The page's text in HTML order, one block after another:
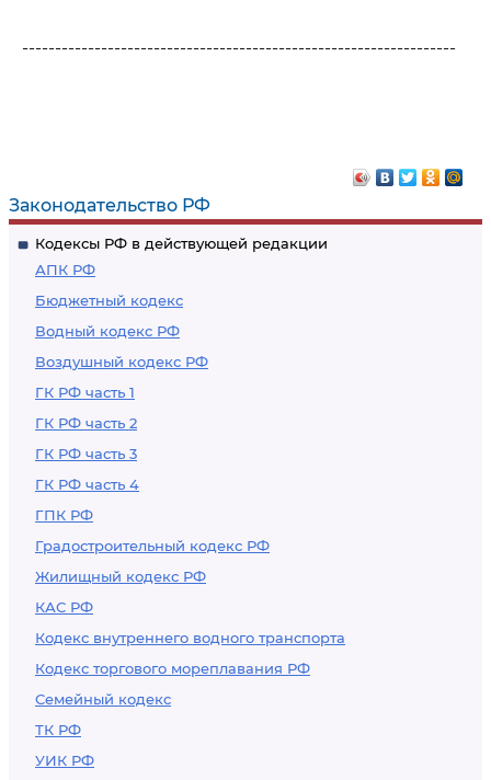
Законодательство РФ
Кодексы РФ в действующей редакции
АПК РФ
Бюджетный кодекс
Водный кодекс РФ
Воздушный кодекс РФ
ГК РФ часть 1
ГК РФ часть 2
ГК РФ часть 3
ГК РФ часть 4
ГПК РФ
Градостроительный кодекс РФ
Жилищный кодекс РФ
КАС РФ
Кодекс внутреннего водного транспорта
Кодекс торгового мореплавания РФ
Семейный кодекс
ТК РФ
УИК РФ
------------------------------------------------------------------